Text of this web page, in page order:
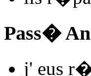
Pass�
j' eus